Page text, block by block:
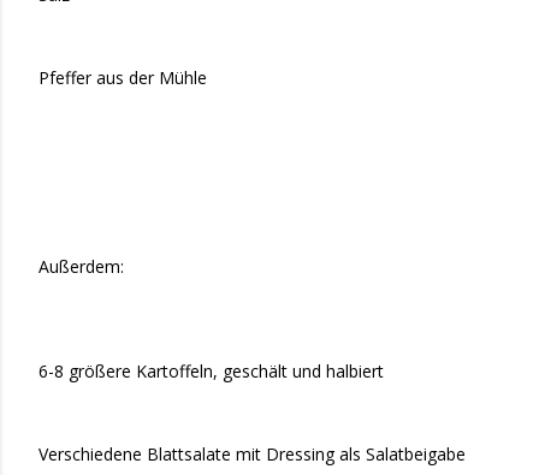
Pfeffer aus der Mühle
Außerdem:
6-8 größere Kartoffeln, geschält und halbiert
Verschiedene Blattsalate mit Dressing als Salatbeigabe